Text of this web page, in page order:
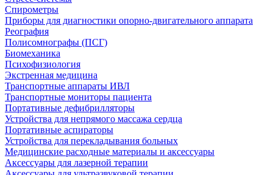
Спирометры
Приборы для диагностики опорно-двигательного аппарата
Реография
Полисомнографы (ПСГ)
Биомеханика
Психофизиология
Экстренная медицина
Транспортные аппараты ИВЛ
Транспортные мониторы пациента
Портативные дефибрилляторы
Устройства для непрямого массажа сердца
Портативные аспираторы
Устройства для перекладывания больных
Медицинские расходные материалы и аксессуары
Аксессуары для лазерной терапии